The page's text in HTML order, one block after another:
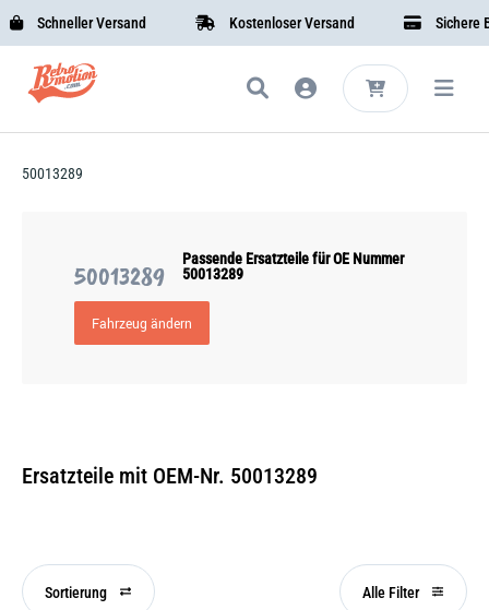
Schneller Versand Kostenloser Versand Sichere
50013289
50013289
Passende Ersatzteile für OE Nummer
50013289
Fahrzeug ändern
Ersatzteile mit OEM-Nr. 50013289
Sortierung Alle Filter